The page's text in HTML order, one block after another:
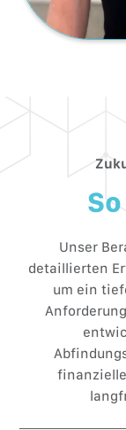
Unser
detaillierten
um ein